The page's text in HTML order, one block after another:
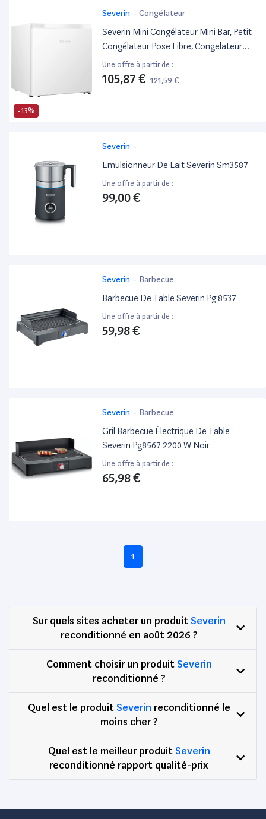
-13%
Severin - Congélateur
Severin Mini Congélateur Mini Bar, Petit
Congélateur Pose Libre, Congelateur
Compact De Largeur 44,5 Cm, 32 Litres,
Classe Énergétique E, 148 Kwh/An, Blanc,
Une offre à partir de :
105,87 € 121,59 €
Severin -
Emulsionneur De Lait Severin Sm3587
Une offre à partir de :
99,00 €
Severin - Barbecue
Barbecue De Table Severin Pg 8537
Une offre à partir de :
59,98 €
Severin - Barbecue
Gril Barbecue Électrique De Table
Severin Pg8567 2200 W Noir
Une offre à partir de :
65,98 €
1
Sur quels sites acheter un produit Severin
reconditionné en août 2026 ?
Comment choisir un produit Severin
reconditionné ?
Quel est le produit Severin reconditionné le
moins cher ?
Quel est le meilleur produit Severin
reconditionné rapport qualité-prix